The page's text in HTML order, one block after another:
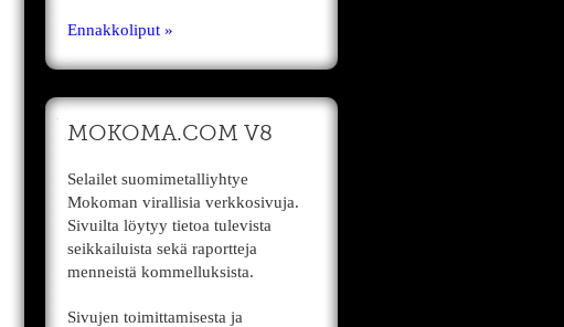
Ennakkoliput »
MOKOMA.COM V8
Selailet suomimetalliyhtye
Mokoman virallisia verkkosivuja.
Sivuilta löytyy tietoa tulevista
seikkailuista sekä raportteja
menneistä kommelluksista.
Sivujen toimittamisesta ja